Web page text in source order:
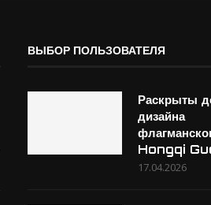
ВЫБОР ПОЛЬЗОВАТЕЛЯ
Раскрыты
дизайна
Hongqi
17.04.2026